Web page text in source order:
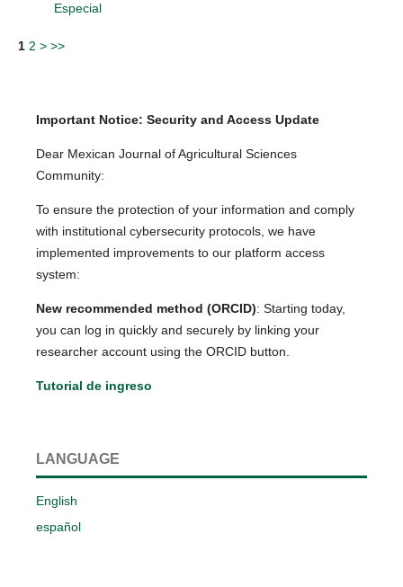
Especial
1 2 > >>
Important Notice: Security and Access Update
Dear Mexican Journal of Agricultural Sciences
Community:
To ensure the protection of your information and comply
with institutional cybersecurity protocols, we have
implemented improvements to our platform access
system:
New recommended method (ORCID): Starting today,
you can log in quickly and securely by linking your
researcher account using the ORCID button.
Tutorial de ingreso
LANGUAGE
English
español